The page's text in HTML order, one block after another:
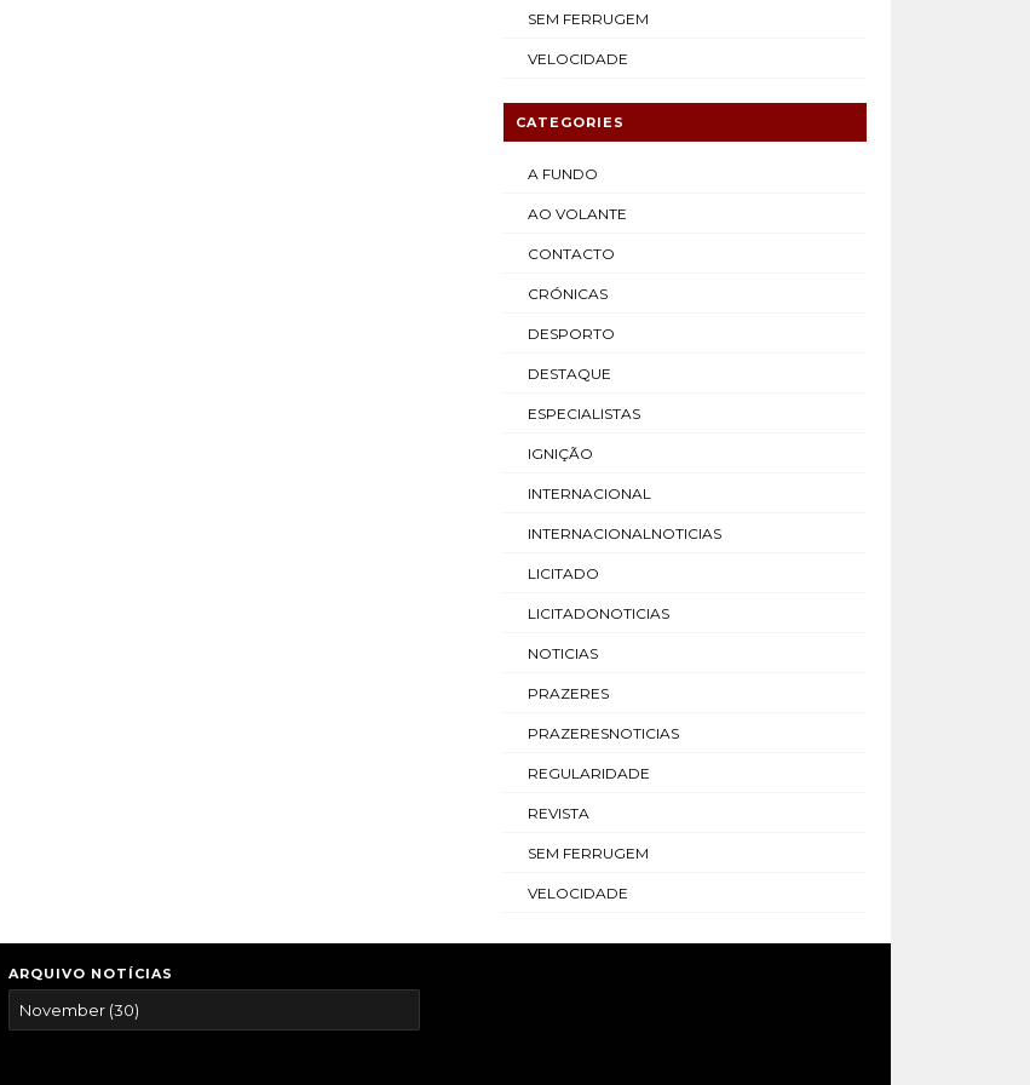
SEM FERRUGEM
VELOCIDADE
CATEGORIES
A FUNDO
AO VOLANTE
CONTACTO
CRÓNICAS
DESPORTO
DESTAQUE
ESPECIALISTAS
IGNIÇÃO
INTERNACIONAL
INTERNACIONALNOTICIAS
LICITADO
LICITADONOTICIAS
NOTICIAS
PRAZERES
PRAZERESNOTICIAS
REGULARIDADE
REVISTA
SEM FERRUGEM
VELOCIDADE
ARQUIVO NOTÍCIAS